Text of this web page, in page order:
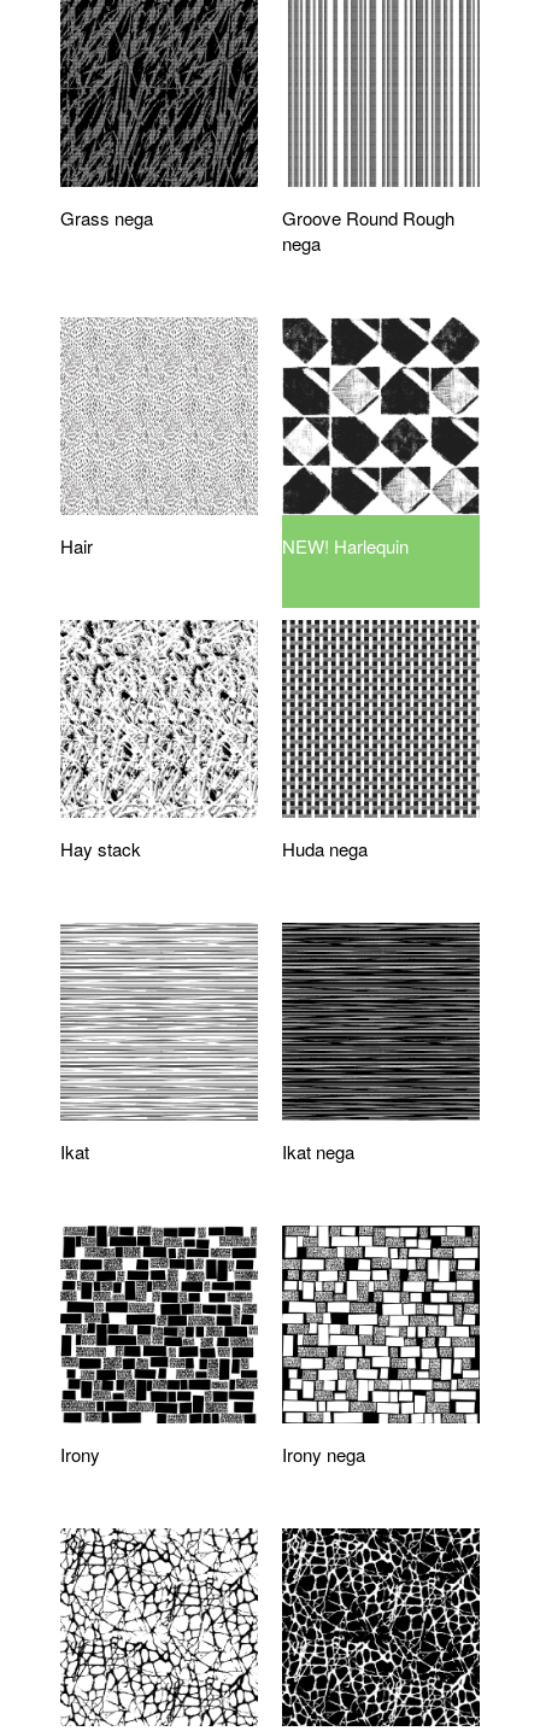
Grass nega
Groove Round Rough
nega
Hair NEW! Harlequin
Hay stack Huda nega
Ikat Ikat nega
Irony Irony nega